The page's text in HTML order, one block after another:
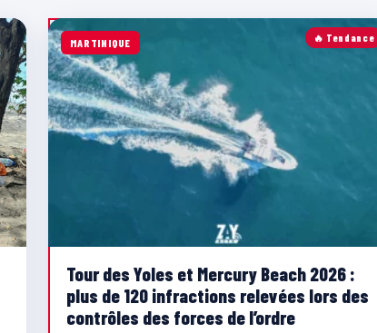
🔥 Tendance
MARTINIQUE
Tour des Yoles et Mercury Beach 2026 :
plus de 120 infractions relevées lors des
contrôles des forces de l’ordre